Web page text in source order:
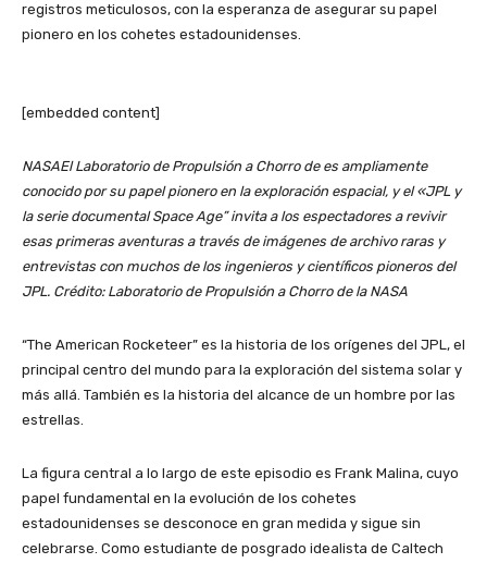
registros meticulosos, con la esperanza de asegurar su papel
pionero en los cohetes estadounidenses.
[embedded content]
NASAEl Laboratorio de Propulsión a Chorro de es ampliamente
conocido por su papel pionero en la exploración espacial, y el «JPLy
la serie documental Space Age” invita a los espectadores a revivir
esas primeras aventuras a través de imágenes de archivo raras y
entrevistas con muchos de los ingenieros y científicos pioneros del
JPL. Crédito: Laboratorio de Propulsión a Chorro de la NASA
“The American Rocketeer” es la historia de los orígenes del JPL, el
principal centro del mundo para la exploración del sistema solar y
más allá. También es la historia del alcance de un hombre por las
estrellas.
La figura central a lo largo de este episodio es Frank Malina, cuyo
papel fundamental en la evolución de los cohetes
estadounidenses se desconoce en gran medida y sigue sin
celebrarse. Como estudiante de posgrado idealista de Caltech